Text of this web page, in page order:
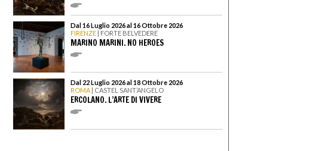
Dal 16 Luglio 2026 al 16 Ottobre 2026
FIRENZE | FORTE BELVEDERE
MARINO MARINI. NO HEROES
Dal 22 Luglio 2026 al 18 Ottobre 2026
ROMA | CASTEL SANT’ANGELO
ERCOLANO. L’ARTE DI VIVERE